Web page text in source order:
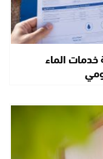
خدمات الماء